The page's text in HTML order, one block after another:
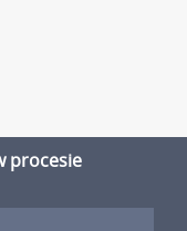
procesie